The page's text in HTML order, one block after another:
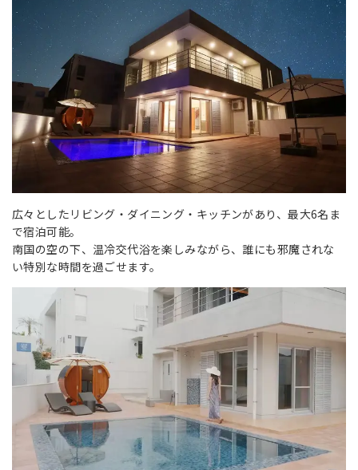
広々としたリビング・ダイニング・キッチンがあり、最大6名ま
で宿泊可能。
南国の空の下、温冷交代浴を楽しみながら、誰にも邪魔されな
い特別な時間を過ごせます。